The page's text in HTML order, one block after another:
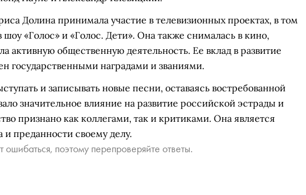
Долина принимала участие в телевизионных проектах, в том
шоу «Голос» и «Голос. Дети». Она также снималась в кино,
активную общественную деятельность. Ее вклад в развитие
государственными наградами и званиями.
и записывать новые песни, оставаясь востребованной
значительное влияние на развитие российской эстрады и
признано как коллегами, так и критиками. Она является
преданности своему делу.
поэтому перепроверяйте ответы.